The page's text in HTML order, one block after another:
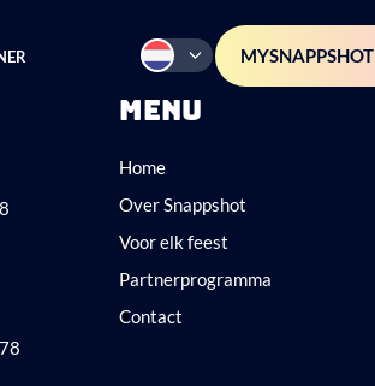
MYSNAPPSHOT
MENU
Home
Over Snappshot
Voor elk feest
Partnerprogramma
Contact